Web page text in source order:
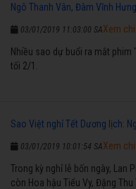
Ngô Thanh Vân, Đàm Vĩnh
03/01/2019 11:03:00 SA
Nhiều sao dự buổi ra mắt
tối 2/1.
Xem
Sao Việt nghỉ Tết Dương lịch:
03/01/2019 10:01:54 SA
Trong kỳ nghỉ lễ bốn ngày, Lan
còn Hoa hậu Tiểu Vy, Đặng
Xem